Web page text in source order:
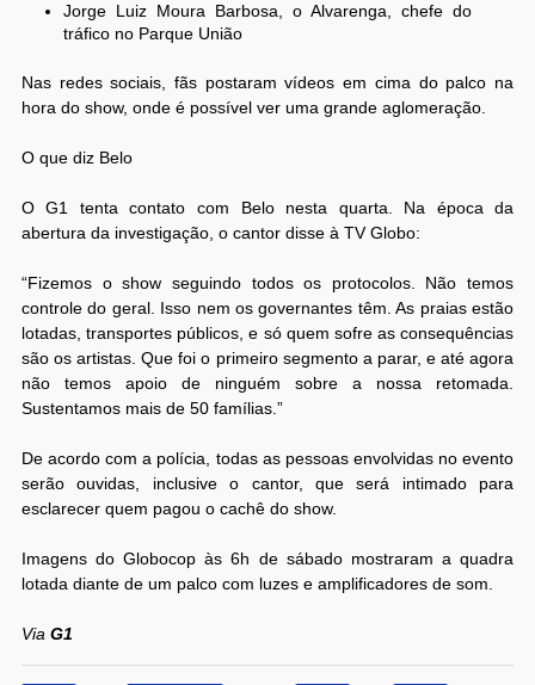
Jorge Luiz Moura Barbosa, o Alvarenga, chefe do
tráfico no Parque União
Nas redes sociais, fãs postaram vídeos em cima do palco na
hora do show, onde é possível ver uma grande aglomeração.
O que diz Belo
O G1 tenta contato com Belo nesta quarta. Na época da
abertura da investigação, o cantor disse à TV Globo:
“Fizemos o show seguindo todos os protocolos. Não temos
controle do geral. Isso nem os governantes têm. As praias estão
lotadas, transportes públicos, e só quem sofre as consequências
são os artistas. Que foi o primeiro segmento a parar, e até agora
não temos apoio de ninguém sobre a nossa retomada.
Sustentamos mais de 50 famílias.”
De acordo com a polícia, todas as pessoas envolvidas no evento
serão ouvidas, inclusive o cantor, que será intimado para
esclarecer quem pagou o cachê do show.
Imagens do Globocop às 6h de sábado mostraram a quadra
lotada diante de um palco com luzes e amplificadores de som.
Via G1